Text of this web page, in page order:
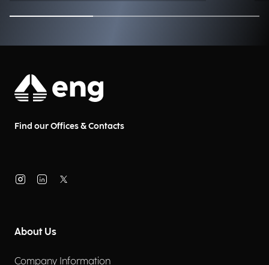
Find our Offices & Contacts
About Us
Company Information